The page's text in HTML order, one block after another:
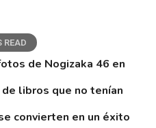
READ
de Nogizaka 46 en
libros que no tenían
convierten en un éxito